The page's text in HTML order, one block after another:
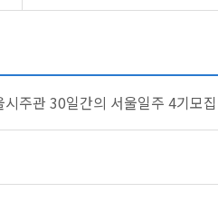
Notice
News & Events
주관 30일간의 서울일주 4기모